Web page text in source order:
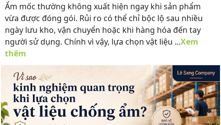
Ẩm mốc thường không xuất hiện ngay khi sản phẩm
vừa được đóng gói. Rủi ro có thể chỉ bộc lộ sau nhiều
ngày lưu kho, vận chuyển hoặc khi hàng hóa đến tay
người sử dụng. Chính vì vậy, lựa chọn vật liệu ...Xem
thêm